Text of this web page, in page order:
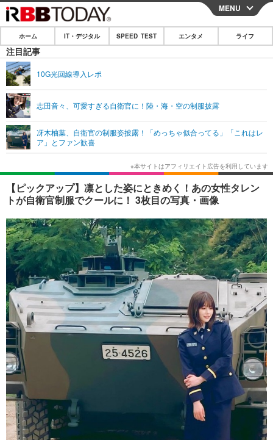
CLOSE
ホーム
IT・デジタル
ショッピング その他
SPEED TEST
エンタメ
エンタメTOP
韓国・芸能
音楽 スポーツ
ショッピング その他
ライフ
ライフTOP グルメ
ペット ショッピング
その他
リリース一覧
プッシュ通知の停止方法
MENU
ホーム IT・デジタル SPEED TEST エンタメ ライフ
注目記事
10G光回線導入レポ
志田音々、可愛すぎる自衛官に！陸・海・空の制服披露
冴木柚葉、自衛官の制服姿披露！「めっちゃ似合ってる」「これはレ
ア」とファン歓喜
【ピックアップ】凛とした姿にときめく！あの女性タレン
トが自衛官制服でクールに！ 3枚目の写真・画像